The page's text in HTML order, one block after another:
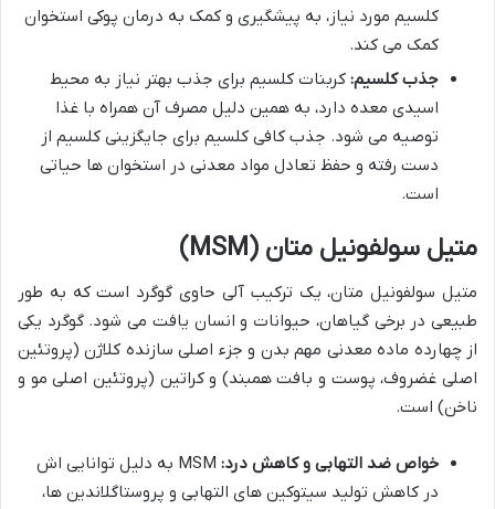
کلسیم مورد نیاز، به پیشگیری و کمک به درمان پوکی استخوان
کمک می کند.
جذب کلسیم: کربنات کلسیم برای جذب بهتر نیاز به محیط
اسیدی معده دارد، به همین دلیل مصرف آن همراه با غذا
توصیه می شود. جذب کافی کلسیم برای جایگزینی کلسیم از
دست رفته و حفظ تعادل مواد معدنی در استخوان ها حیاتی
است.
متیل سولفونیل متان (MSM)
متیل سولفونیل متان، یک ترکیب آلی حاوی گوگرد است که به طور
طبیعی در برخی گیاهان، حیوانات و انسان یافت می شود. گوگرد یکی
از چهارده ماده معدنی مهم بدن و جزء اصلی سازنده کلاژن (پروتئین
اصلی غضروف، پوست و بافت همبند) و کراتین (پروتئین اصلی مو و
ناخن) است.
خواص ضد التهابی و کاهش درد:
MSM به دلیل توانایی اش
در کاهش تولید سیتوکین های التهابی و پروستاگلاندین ها،